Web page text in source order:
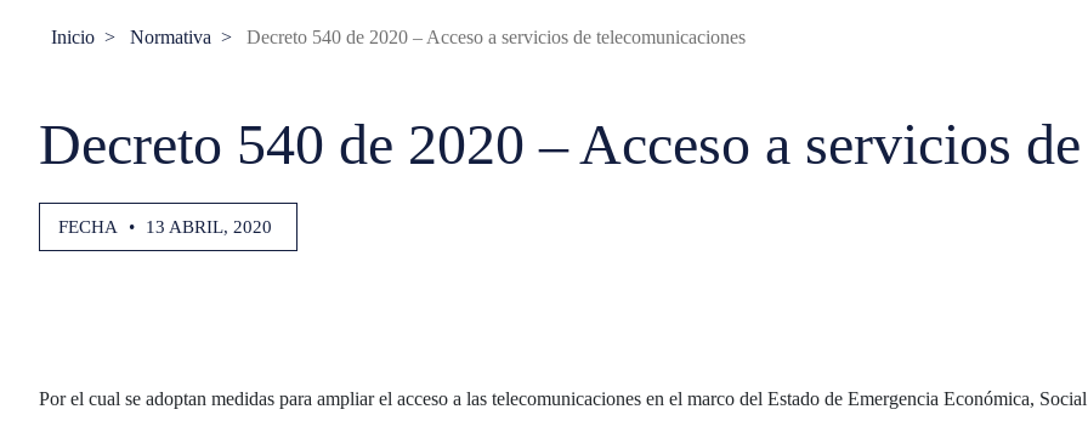
Inicio Normativa Decreto 540 de 2020 – Acceso a servicios de telecomunicaciones
Decreto 540 de 2020 – Acceso a servicios
FECHA • 13 ABRIL, 2020
Por el cual se adoptan medidas para ampliar el acceso a las telecomunicaciones en el marco del Estado de Emergencia Económica,